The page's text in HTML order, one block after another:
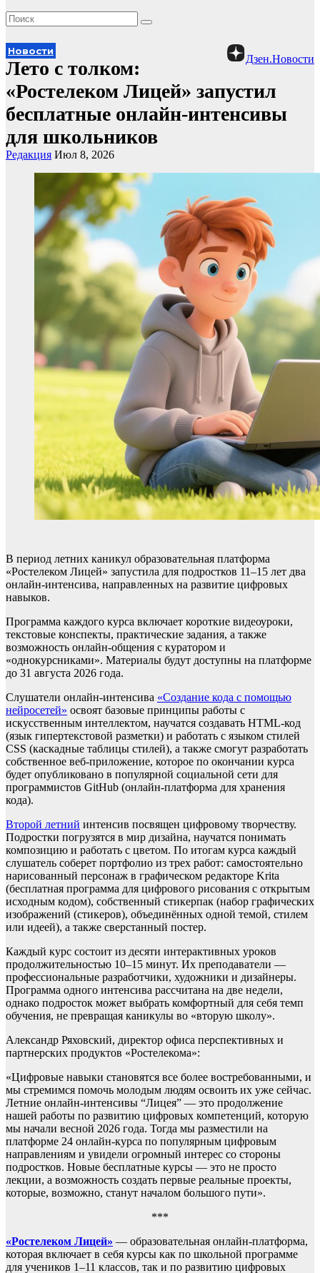
Дзен.Новости
Новости
Лето с толком:
«Ростелеком Лицей» запустил
бесплатные онлайн-интенсивы
для школьников
Редакция Июл 8, 2026
В период летних каникул образовательная платформа
«Ростелеком Лицей» запустила для подростков 11–15 лет два
онлайн-интенсива, направленных на развитие цифровых
навыков.
Программа каждого курса включает короткие видеоуроки,
текстовые конспекты, практические задания, а также
возможность онлайн-общения с куратором и
«однокурсниками». Материалы будут доступны на платформе
до 31 августа 2026 года.
Слушатели онлайн-интенсива «Создание кода с помощью
нейросетей» освоят базовые принципы работы с
искусственным интеллектом, научатся создавать HTML-код
(язык гипертекстовой разметки) и работать с языком стилей
CSS (каскадные таблицы стилей), а также смогут разработать
собственное веб-приложение, которое по окончании курса
будет опубликовано в популярной социальной сети для
программистов GitHub (онлайн-платформа для хранения
кода).
Второй летний интенсив посвящен цифровому творчеству.
Подростки погрузятся в мир дизайна, научатся понимать
композицию и работать с цветом. По итогам курса каждый
слушатель соберет портфолио из трех работ: самостоятельно
нарисованный персонаж в графическом редакторе Krita
(бесплатная программа для цифрового рисования с открытым
исходным кодом), собственный стикерпак (набор графических
изображений (стикеров), объединённых одной темой, стилем
или идеей), а также сверстанный постер.
Каждый курс состоит из десяти интерактивных уроков
продолжительностью 10–15 минут. Их преподаватели —
профессиональные разработчики, художники и дизайнеры.
Программа одного интенсива рассчитана на две недели,
однако подросток может выбрать комфортный для себя темп
обучения, не превращая каникулы во «вторую школу».
Александр Ряховский, директор офиса перспективных и
партнерских продуктов «Ростелекома»:
«Цифровые навыки становятся все более востребованными, и
мы стремимся помочь молодым людям освоить их уже сейчас.
Летние онлайн-интенсивы “Лицея” — это продолжение
нашей работы по развитию цифровых компетенций, которую
мы начали весной 2026 года. Тогда мы разместили на
платформе 24 онлайн-курса по популярным цифровым
направлениям и увидели огромный интерес со стороны
подростков. Новые бесплатные курсы — это не просто
лекции, а возможность создать первые реальные проекты,
которые, возможно, станут началом большого пути».
***
«Ростелеком Лицей» — образовательная онлайн-платформа,
которая включает в себя курсы как по школьной программе
для учеников 1–11 классов, так и по развитию цифровых